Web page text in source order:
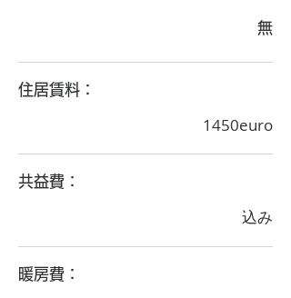
無
​住居賃料：
1450euro
​共益費：
込み
​暖房費：